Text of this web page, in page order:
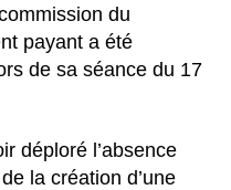
du
payant a été
de sa séance du 17
déploré l’absence
la création d’une